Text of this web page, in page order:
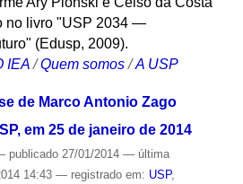
no livro "USP 2034 —
(Edusp, 2009).
IEA /Quem somos /A USP
de Marco Antonio Zago
em 25 de janeiro de 2014
publicado27/01/2014 — última
14:43 — registrado em: USP,